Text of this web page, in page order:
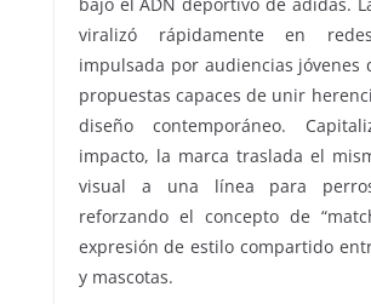
bajo el ADN deportivo de adidas.
viralizó rápidamente en
impulsada por audiencias jóvenes
propuestas capaces de unir
diseño contemporáneo.
impacto, la marca traslada el
visual a una línea para
reforzando el concepto de
expresión de estilo compartido
y mascotas.